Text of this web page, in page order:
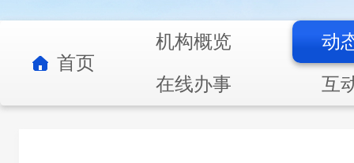
首页
机构概览
动
在线办事
互